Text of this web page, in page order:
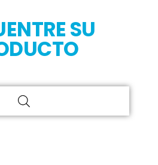
SU